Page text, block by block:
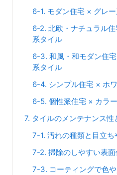
6-1. モダン住宅 × グレ
6-2. 北欧・ナチュラル
系タイル
6-3. 和風・和モダン住
系タイル
6-4. シンプル住宅 × ホ
6-5. 個性派住宅 × カラ
7. タイルのメンテナンス
7-1. 汚れの種類と目立
7-2. 掃除のしやすい表
7-3. コーティングで色